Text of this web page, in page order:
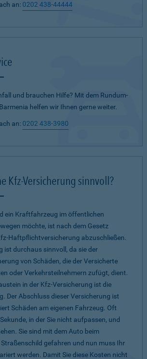
an: 0202 438-44444
und brauchen Hilfe? Mit dem Rundum-
helfen wir Ihnen gerne weiter.
an: 0202 438-3980
Kfz-Versicherung sinnvoll?
ein Kraftfahrzeug im öffentlichen
möchte, ist nach dem Gesetz
Haftpflichtversicherung abzuschließen.
ist durchaus sinnvoll, da sie der
von Schäden, die der Versicherte
oder Verkehrsteilnehmern zufügt, dient.
in der Kfz-Versicherung ist die
Der Abschluss dieser Versicherung ist
Schäden am eigenen Fahrzeug. Oft
in der Sie nicht aufpassen, und
Sie sind mit dem Auto beim
gefahren und nun muss Ihr
werden. Damit Sie diese Kosten nicht